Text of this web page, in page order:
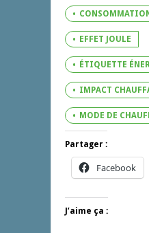
EFFET JOULE
ÉTIQUETTE
IMPACT
MODE DE
Partager :
Facebook
J’aime ça :